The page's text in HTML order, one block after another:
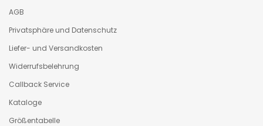
AGB
Privatsphäre und Datenschutz
Liefer- und Versandkosten
Widerrufsbelehrung
Callback Service
Kataloge
Größentabelle